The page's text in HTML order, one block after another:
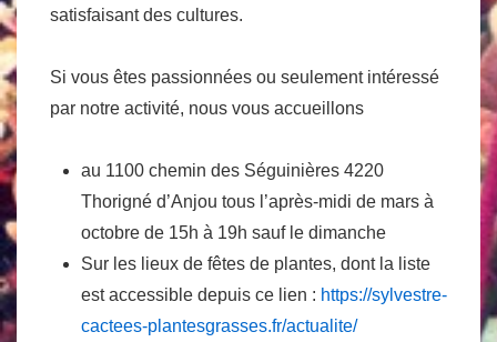
satisfaisant des cultures.
Si vous êtes passionnées ou seulement intéressé
par notre activité, nous vous accueillons
au 1100 chemin des Séguinières 4220
Thorigné d’Anjou tous l’après-midi de mars à
octobre de 15h à 19h sauf le dimanche
Sur les lieux de fêtes de plantes, dont la liste
est accessible depuis ce lien : https://sylvestre-
cactees-plantesgrasses.fr/actualite/